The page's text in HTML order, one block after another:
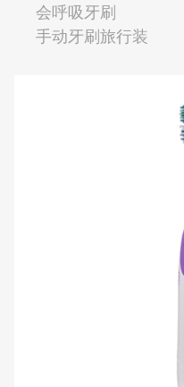
会呼吸牙刷
手动牙刷旅行装